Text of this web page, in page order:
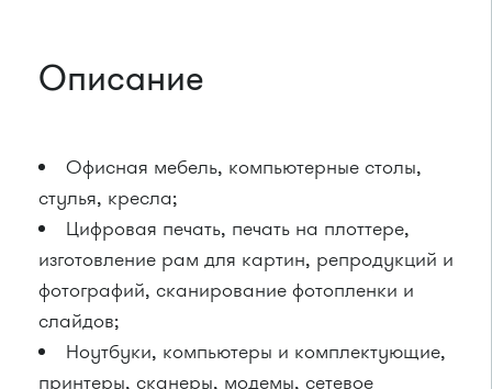
Описание
Офисная мебель, компьютерные столы,
стулья, кресла;
Цифровая печать, печать на плоттере,
изготовление рам для картин, репродукций и
фотографий, сканирование фотопленки и
слайдов;
Ноутбуки, компьютеры и комплектующие,
принтеры, сканеры, модемы, сетевое